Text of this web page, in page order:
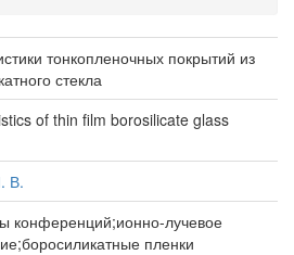
тонкопленочных покрытий из
стекла
of thin film borosilicate glass
В.
конференций;ионно-лучевое
пленки